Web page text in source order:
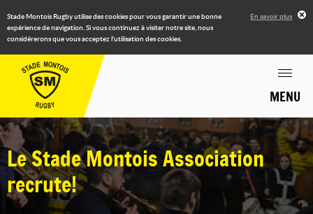
Stade Montois Rugby utilise des cookies pour vous garantir une bonne
expérience de navigation. Si vous continuez à visiter notre site, nous
considérerons que vous acceptez l'utilisation des cookies.
En savoir plus
MENU
Le Stade Montois Association
recrute!